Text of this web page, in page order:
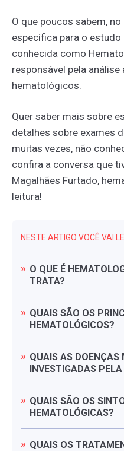
O que poucos sabem,
específica para o
conhecida como
responsável pela
hematológicos.
Quer saber mais sobre
detalhes sobre exames
muitas vezes, não
confira a conversa que
Magalhães Furtado,
leitura!
NESTE ARTIGO VOCÊ VAI
O QUE É
TRATA?
QUAIS SÃO OS
HEMATOLÓGICOS?
QUAIS AS DOENÇAS
INVESTIGADAS PELA
QUAIS SÃO OS
HEMATOLÓGICAS?
QUAIS OS